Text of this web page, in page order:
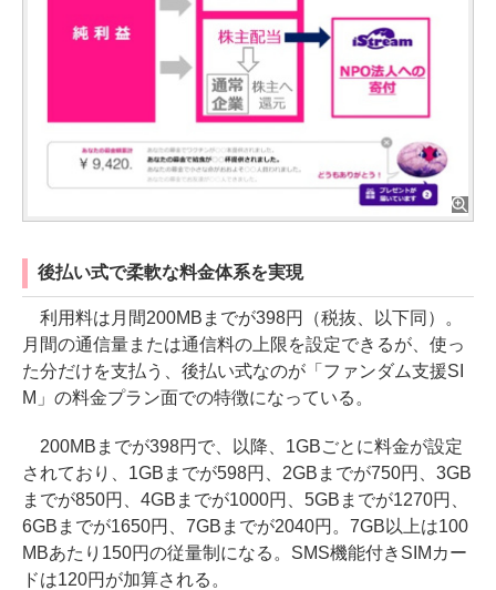
後払い式で柔軟な料金体系を実現
利用料は月間200MBまでが398円（税抜、以下同）。
月間の通信量または通信料の上限を設定できるが、使っ
た分だけを支払う、後払い式なのが「ファンダム支援SI
M」の料金プラン面での特徴になっている。
200MBまでが398円で、以降、1GBごとに料金が設定
されており、1GBまでが598円、2GBまでが750円、3GB
までが850円、4GBまでが1000円、5GBまでが1270円、
6GBまでが1650円、7GBまでが2040円。7GB以上は100
MBあたり150円の従量制になる。SMS機能付きSIMカー
ドは120円が加算される。